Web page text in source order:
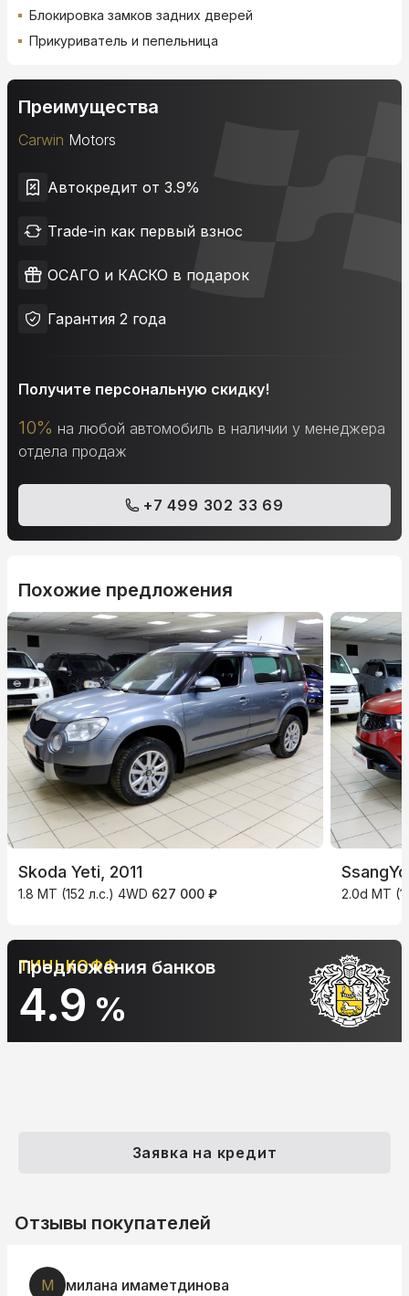
Блокировка замков задних дверей
Прикуриватель и пепельница
Преимущества
Carwin Motors
Автокредит от 3.9%
Trade-in как первый взнос
ОСАГО и КАСКО в подарок
Гарантия 2 года
Получите персональную скидку!
10% на любой автомобиль в наличии у менеджера
отдела продаж
+7 499 302 33 69
Похожие предложения
Skoda Yeti, 2011
1.8 MT (152 л.с.) 4WD 627 000 ₽ 2.0d MT
ТИНЬКОФФ
4.9 %
Предложения банков
Заявка на кредит
Отзывы покупателей
М милана имаметдинова